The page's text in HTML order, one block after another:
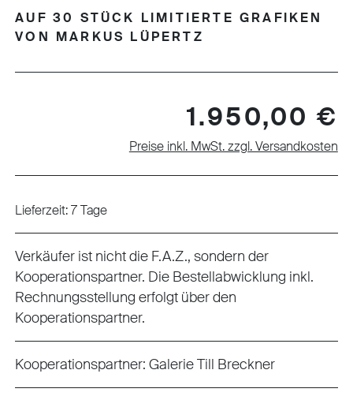
AUF 30 STÜCK LIMITIERTE GRAFIKEN
VON MARKUS LÜPERTZ
1.950,00 €
Preise inkl. MwSt. zzgl. Versandkosten
Lieferzeit: 7 Tage
Verkäufer ist nicht die F.A.Z., sondern der
Kooperationspartner. Die Bestellabwicklung inkl.
Rechnungsstellung erfolgt über den
Kooperationspartner.
Kooperationspartner:Galerie Till Breckner